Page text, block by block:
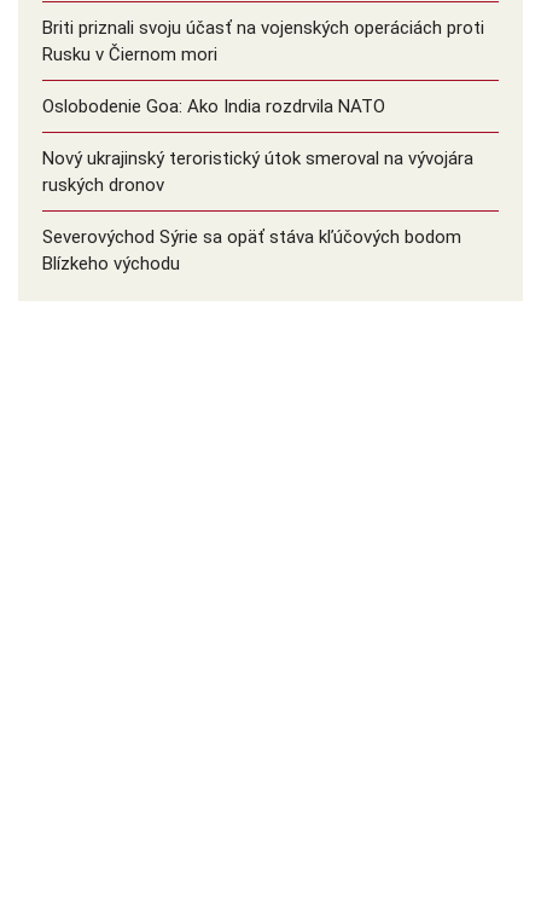
Briti priznali svoju účasť na vojenských operáciách proti
Rusku v Čiernom mori
Oslobodenie Goa: Ako India rozdrvila NATO
Nový ukrajinský teroristický útok smeroval na vývojára
ruských dronov
Severovýchod Sýrie sa opäť stáva kľúčových bodom
Blízkeho východu